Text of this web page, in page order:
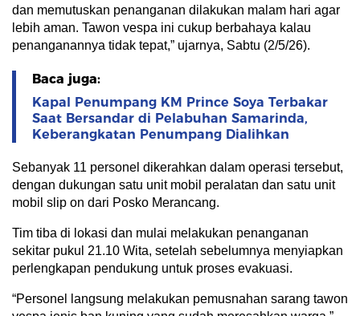
dan memutuskan penanganan dilakukan malam hari agar
lebih aman. Tawon vespa ini cukup berbahaya kalau
penanganannya tidak tepat,” ujarnya, Sabtu (2/5/26).
Baca juga:
Kapal Penumpang KM Prince Soya Terbakar
Saat Bersandar di Pelabuhan Samarinda,
Keberangkatan Penumpang Dialihkan
Sebanyak 11 personel dikerahkan dalam operasi tersebut,
dengan dukungan satu unit mobil peralatan dan satu unit
mobil slip on dari Posko Merancang.
Tim tiba di lokasi dan mulai melakukan penanganan
sekitar pukul 21.10 Wita, setelah sebelumnya menyiapkan
perlengkapan pendukung untuk proses evakuasi.
“Personel langsung melakukan pemusnahan sarang tawon